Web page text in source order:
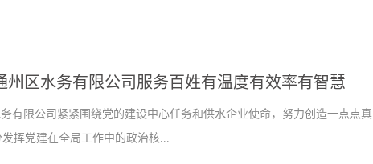
区水务有限公司服务百姓有温度有效率有智慧
有限公司紧紧围绕党的建设中心任务和供水企业使命，努力创造一点点真
挥党建在全局工作中的政治核...